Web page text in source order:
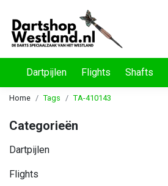
Dartpijlen Flights Shafts
Home Tags TA-410143
Categorieën
Dartpijlen
Flights